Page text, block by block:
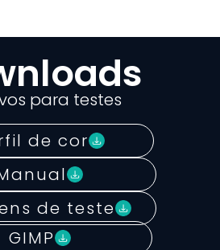
para testes
de cor
de teste
GIMP